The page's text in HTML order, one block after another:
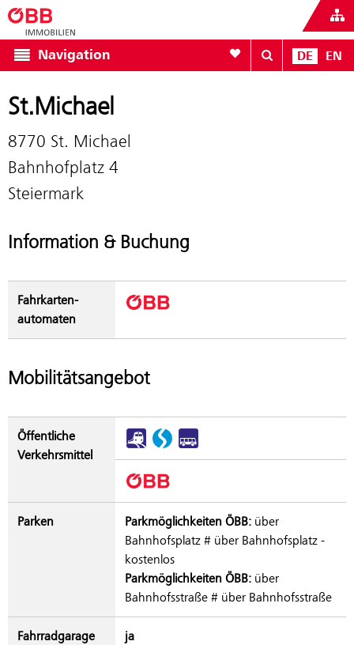
Navigation Zur Favoritenliste
DE EN
St.Michael
8770 St. Michael
Bahnhofplatz 4
Steiermark
Information & Buchung
Fahrkarten­
automaten
Mobilitätsangebot
Öffentliche
Verkehrsmittel
Parken Parkmöglichkeiten ÖBB: über
Bahnhofsplatz # über Bahnhofsplatz -
kostenlos
Parkmöglichkeiten ÖBB: über
Bahnhofsstraße # über Bahnhofsstraße
Fahrradgarage ja